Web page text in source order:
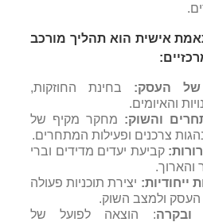
.
אישית הוא תהליך מורכב
של העסק: בחינת החוזקות,
והאיומים.
והשוק: מחקר מקיף של
צרכנים ופעילות המתחרים.
קביעת יעדים מדידים וברי
והארוך.
ייחודיות: יצירת תוכניות פעולה
העסק ולמצב השוק.
ובקרה: הוצאה לפועל של